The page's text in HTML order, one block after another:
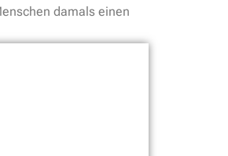
damals einen